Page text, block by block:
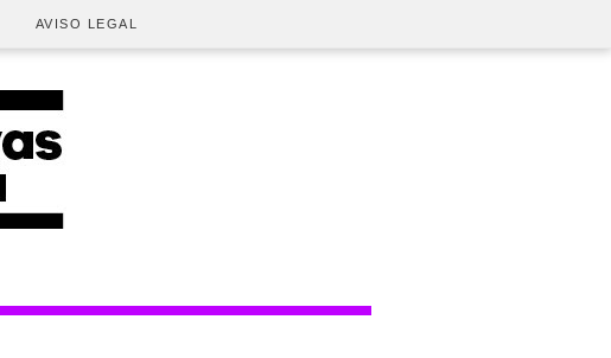
AVISO LEGAL